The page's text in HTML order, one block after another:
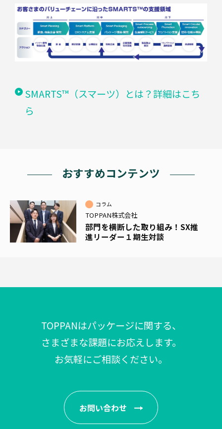
SMARTS™（スマーツ）とは？詳細はこち
ら
おすすめコンテンツ
コラム
TOPPAN株式会社
部門を横断した取り組み！SX推
進リーダー１期生対談
TOPPANはパッケージに関する、
さまざまな課題にお応えします。
お気軽にご相談ください。
お問い合わせ